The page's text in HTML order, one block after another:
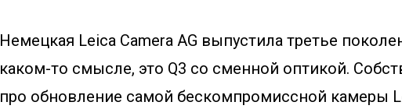
Немецкая Leica Camera AG выпустила третье
каком-то смысле, это Q3 со сменной оптикой.
про обновление самой бескомпромиссной камеры